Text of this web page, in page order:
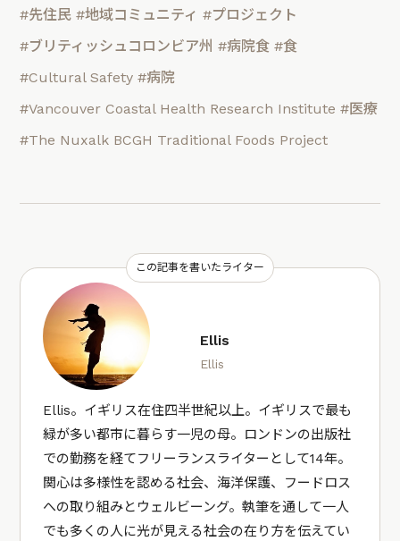
#先住民 #地域コミュニティ #プロジェクト
#ブリティッシュコロンビア州 #病院食 #食
#Cultural Safety #病院
#Vancouver Coastal Health Research Institute #医療
#The Nuxalk BCGH Traditional Foods Project
この記事を書いたライター
Ellis
Ellis
Ellis。イギリス在住四半世紀以上。イギリスで最も
緑が多い都市に暮らす一児の母。ロンドンの出版社
での勤務を経てフリーランスライターとして14年。
関心は多様性を認める社会、海洋保護、フードロス
への取り組みとウェルビーング。執筆を通して一人
でも多くの人に光が見える社会の在り方を伝えてい